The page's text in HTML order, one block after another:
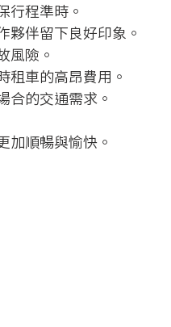
行程準時。
夥伴留下良好印象。
風險。
租車的高昂費用。
合的交通需求。
加順暢與愉快。